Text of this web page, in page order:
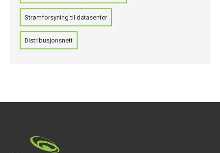
Strømforsyning til datasenter
Distribusjonsnett